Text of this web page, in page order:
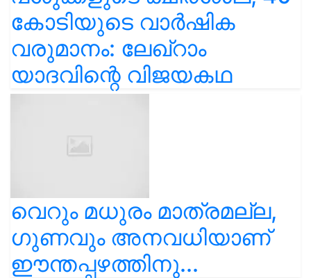
കോടിയുടെ വാർഷിക
വരുമാനം: ലേഖ്‌റാം
യാദവിന്റെ വിജയകഥ
വെറും മധുരം മാത്രമല്ല,
ഗുണവും അനവധിയാണ്
ഈന്തപ്പഴത്തിനു...